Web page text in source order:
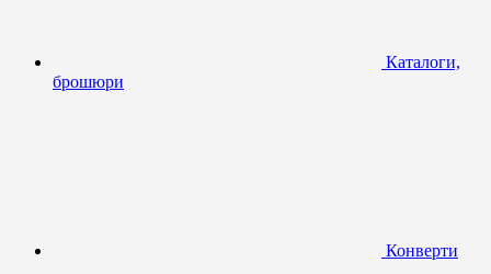
Каталоги,
брошюри
Конверти